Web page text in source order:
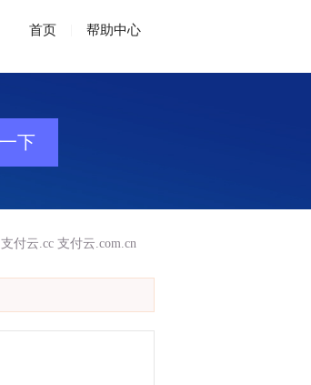
首页 帮助中心
支付云.cc 支付云.com.cn